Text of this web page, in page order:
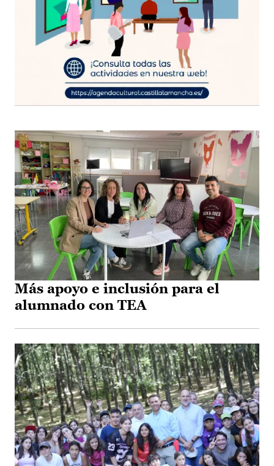
Más apoyo e inclusión para el
alumnado con TEA